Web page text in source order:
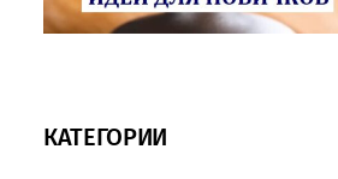
КАТЕГОРИИ